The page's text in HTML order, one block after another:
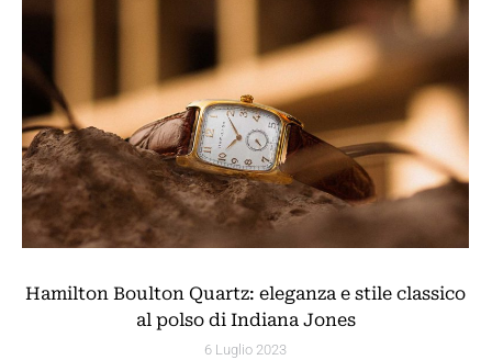
Hamilton Boulton Quartz: eleganza e stile classico
al polso di Indiana Jones
6 Luglio 2023